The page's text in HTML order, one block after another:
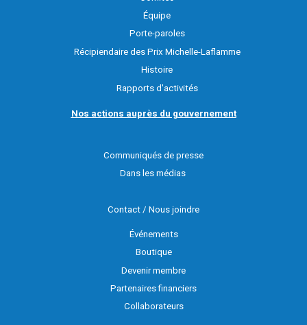
Équipe
Porte-paroles
Récipiendaire des Prix Michelle-Laflamme
Histoire
Rapports d'activités
Nos actions auprès du gouvernement
Communiqués de presse
Dans les médias
Contact / Nous joindre
Événements
Boutique
Devenir membre
Partenaires financiers
Collaborateurs